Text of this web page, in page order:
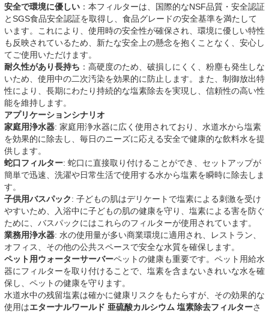
安全で環境に優しい ：本フィルターは、国​​際的なNSF品質・安全認証
とSGS食品安全認証を取得し、食品グレードの安全基準を満たして
います。これにより、使用時の安全性が確保され、環境に優しい特性
も反映されているため、新たな安全上の懸念を抱くことなく、安心し
てご使用いただけます。
耐久性があり長持ち ：高硬度のため、破損しにくく、粉塵も発生しな
いため、使用中の二次汚染を効果的に防止します。また、制御放出特
性により、長期にわたり持続的な塩素除去を実現し、信頼性の高い性
能を維持します。
アプリケーションシナリオ
家庭用浄水器: 家庭用浄水器に広く使用されており、水道水から塩素
を効果的に除去し、毎日のニーズに応える安全で健康的な飲料水を提
供します。
蛇口フィルター: 蛇口に直接取り付けることができ、セットアップが
簡単で迅速、洗濯や日常生活で使用する水から塩素を瞬時に除去しま
す。
子供用バスパック: 子どもの肌はデリケートで塩素による刺激を受け
やすいため、入浴中に子どもの肌の健康を守り、塩素による害を防ぐ
ために、バスパックにはこれらのフィルターが使用されています。
業務用浄水器: 水の使用量が多い商業環境に適用され、レストラン、
オフィス、その他の公共スペースで安全な水質を確保します。
ペット用ウォーターサーバーペットの健康も重要です。ペット用給水
器にフィルターを取り付けることで、塩素を含まないきれいな水を確
保し、ペットの健康を守ります。
水道水中の残留塩素は確かに健康リスクをもたらすが、その効果的な
使用はエターナルワールド 亜硫酸カルシウム 塩素除去フィルターさ